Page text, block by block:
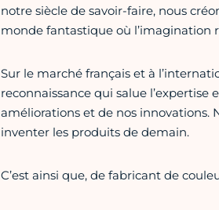
notre siècle de savoir-faire, nous
monde fantastique où l’imagination
Sur le marché français et à
reconnaissance qui salue
améliorations et de nos innovations.
inventer les produits de demain.
C’est ainsi que, de fabricant de